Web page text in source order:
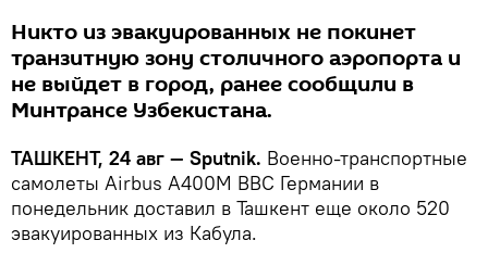
Никто из эвакуированных не покинет
транзитную зону столичного аэропорта и
не выйдет в город, ранее сообщили в
Минтрансе Узбекистана.
ТАШКЕНТ, 24 авг — Sputnik. Военно-транспортные
самолеты Airbus A400M ВВС Германии в
понедельник доставил в Ташкент еще около 520
эвакуированных из Кабула.